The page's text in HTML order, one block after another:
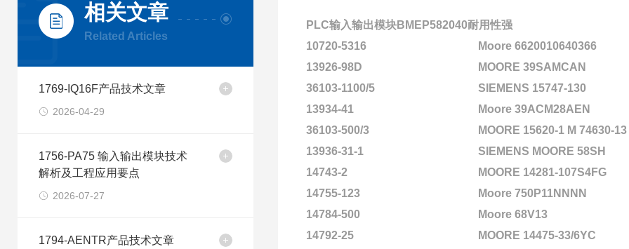
相关文章
Related Articles
1769-IQ16F产品技术文章
2026-04-29
1756-PA75 输入输出模块技术
解析及工程应用要点
2026-07-27
1794-AENTR产品技术文章
PLC输入输出模块BMEP582040耐用性强
10720-5316
Moore 6620010640366
13926-98D
MOORE 39SAMCAN
36103-1100/5
SIEMENS 15747-130
13934-41
Moore 39ACM28AEN
36103-500/3
MOORE 15620-1 M 74630-13
13936-31-1
SIEMENS MOORE 58SH
14743-2
MOORE 14281-107S4FG
14755-123
Moore 750P11NNNN
14784-500
Moore 68V13
14792-25
MOORE 14475-33/6YC